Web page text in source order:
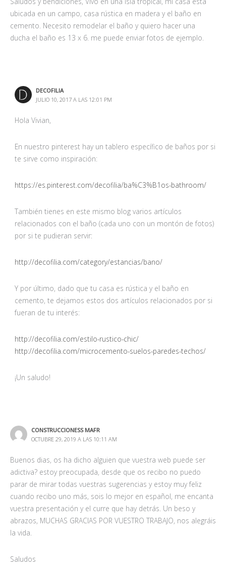
ubicada en un campo, casa rústica en madera y el baño en
cemento. Necesito remodelar el baño y quiero hacer una
ducha el baño es 13 x 6. me puede enviar fotos de ejemplo.
DECOFILIA
JULIO 10, 2017 A LAS 12:01 PM
Hola Vivian,
En nuestro pinterest hay un tablero específico de baños por si
te sirve como inspiración:
https://es.pinterest.com/decofilia/ba%C3%B1os-bathroom/
También tienes en este mismo blog varios artículos
relacionados con el baño (cada uno con un montón de fotos)
por si te pudieran servir:
http://decofilia.com/category/estancias/bano/
Y por último, dado que tu casa es rústica y el baño en
cemento, te dejamos estos dos artículos relacionados por si
fueran de tu interés:
http://decofilia.com/estilo-rustico-chic/
http://decofilia.com/microcemento-suelos-paredes-techos/
¡Un saludo!
CONSTRUCCIONESS MAFR
OCTUBRE 29, 2019 A LAS 10:11 AM
Buenos dias, os ha dicho alguien que vuestra web puede ser
adictiva? estoy preocupada, desde que os recibo no puedo
parar de mirar todas vuestras sugerencias y estoy muy feliz
cuando recibo uno más, sois lo mejor en español, me encanta
vuestra presentación y el curre que hay detrás. Un beso y
abrazos, MUCHAS GRACIAS POR VUESTRO TRABAJO, nos alegráis
la vida.
Saludos